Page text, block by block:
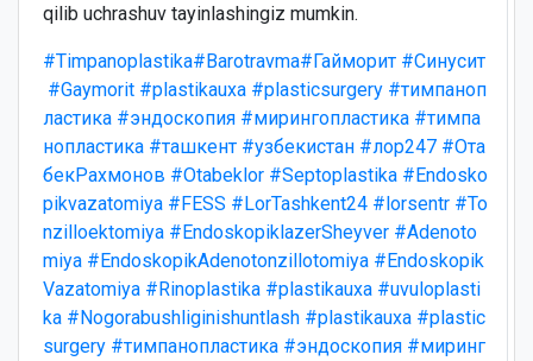
qilib uchrashuv tayinlashingiz mumkin.
#Timpanoplastika#Barotravma#Гайморит #Синусит
#Gaymorit #plastikauxa #plasticsurgery #тимпаноп
ластика #эндоскопия #мирингопластика #тимпа
нопластика #ташкент #узбекистан #лор247 #Ота
бекРахмонов #Otabeklor #Septoplastika #Endosko
pikvazatomiya #FESS #LorTashkent24 #lorsentr #To
nzilloektomiya #EndoskopiklazerSheyver #Adenoto
miya #EndoskopikAdenotonzillotomiya #Endoskopik
Vazatomiya #Rinoplastika #plastikauxa #uvuloplasti
ka #Nogorabushliginishuntlash #plastikauxa #plastic
surgery #тимпанопластика #эндоскопия #миринг